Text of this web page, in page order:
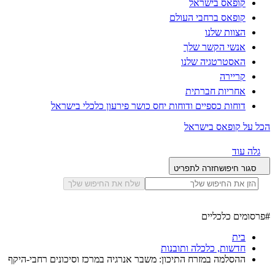
קופאס בישראל
קופאס ברחבי העולם
הצוות שלנו
אנשי הקשר שלך
האסטרטגיה שלנו
קריירה
אחריות חברתית
דוחות כספיים ודוחות יחס כושר פירעון כלכלי בישראל
הכל על קופאס בישראל
גלה עוד
סגור חיפושחזרה לתפריט
שלח את החיפוש שלך
#פרסומים כלכליים
בית
חדשות, כלכלה ותובנות
ההסלמה במזרח התיכון: משבר אנרגיה במרכז וסיכונים רחבי-היקף